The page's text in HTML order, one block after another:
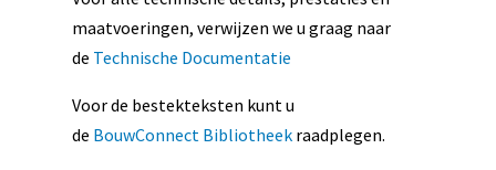
maatvoeringen, verwijzen we u graag naar
de Technische Documentatie
Voor de bestekteksten kunt u
de BouwConnect Bibliotheekraadplegen.